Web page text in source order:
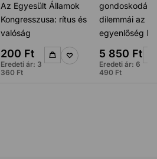
Az Egyesült Államok
Kongresszusa: rítus és
valóság
200 Ft
Eredeti ár: 3
360 Ft
gondoskodás
dilemmái az
egyenlőség
5 850 Ft
Eredeti ár: 6
490 Ft